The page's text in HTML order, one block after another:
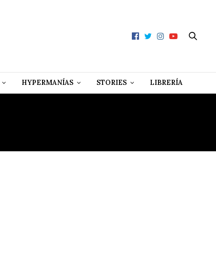
HYPERMANÍAS STORIES LIBRERÍA